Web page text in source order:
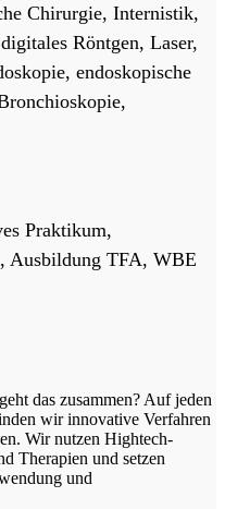
Chirurgie, Internistik,
Röntgen, Laser,
endoskopische
Praktikum,
Ausbildung TFA, WBE
das zusammen? Auf jeden
wir innovative Verfahren
Wir nutzen Hightech-
Therapien und setzen
und